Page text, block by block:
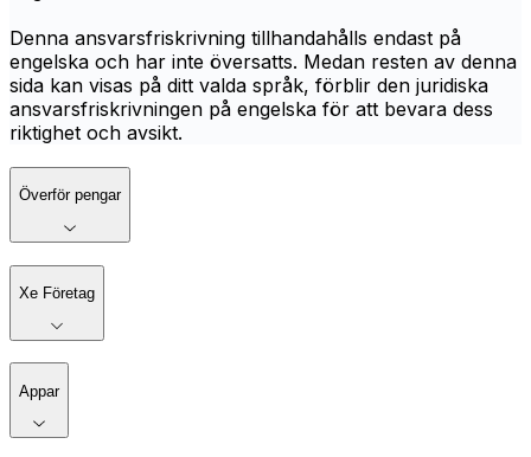
Denna ansvarsfriskrivning tillhandahålls endast på
engelska och har inte översatts. Medan resten av denna
sida kan visas på ditt valda språk, förblir den juridiska
ansvarsfriskrivningen på engelska för att bevara dess
riktighet och avsikt.
Överför pengar
Xe Företag
Appar